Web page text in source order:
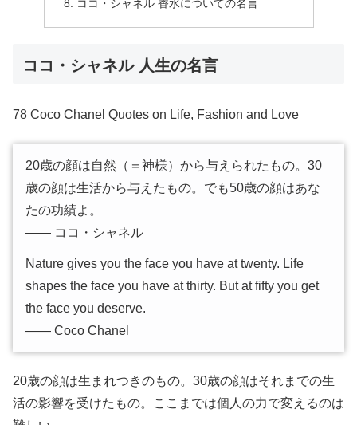
ココ・シャネル 香水についての名言
ココ・シャネル 人生の名言
78 Coco Chanel Quotes on Life, Fashion and Love
20歳の顔は自然（＝神様）から与えられたもの。30
歳の顔は生活から与えたもの。でも50歳の顔はあな
たの功績よ。
―― ココ・シャネル
Nature gives you the face you have at twenty. Life
shapes the face you have at thirty. But at fifty you get
the face you deserve.
―― Coco Chanel
20歳の顔は生まれつきのもの。30歳の顔はそれまでの生
活の影響を受けたもの。ここまでは個人の力で変えるのは